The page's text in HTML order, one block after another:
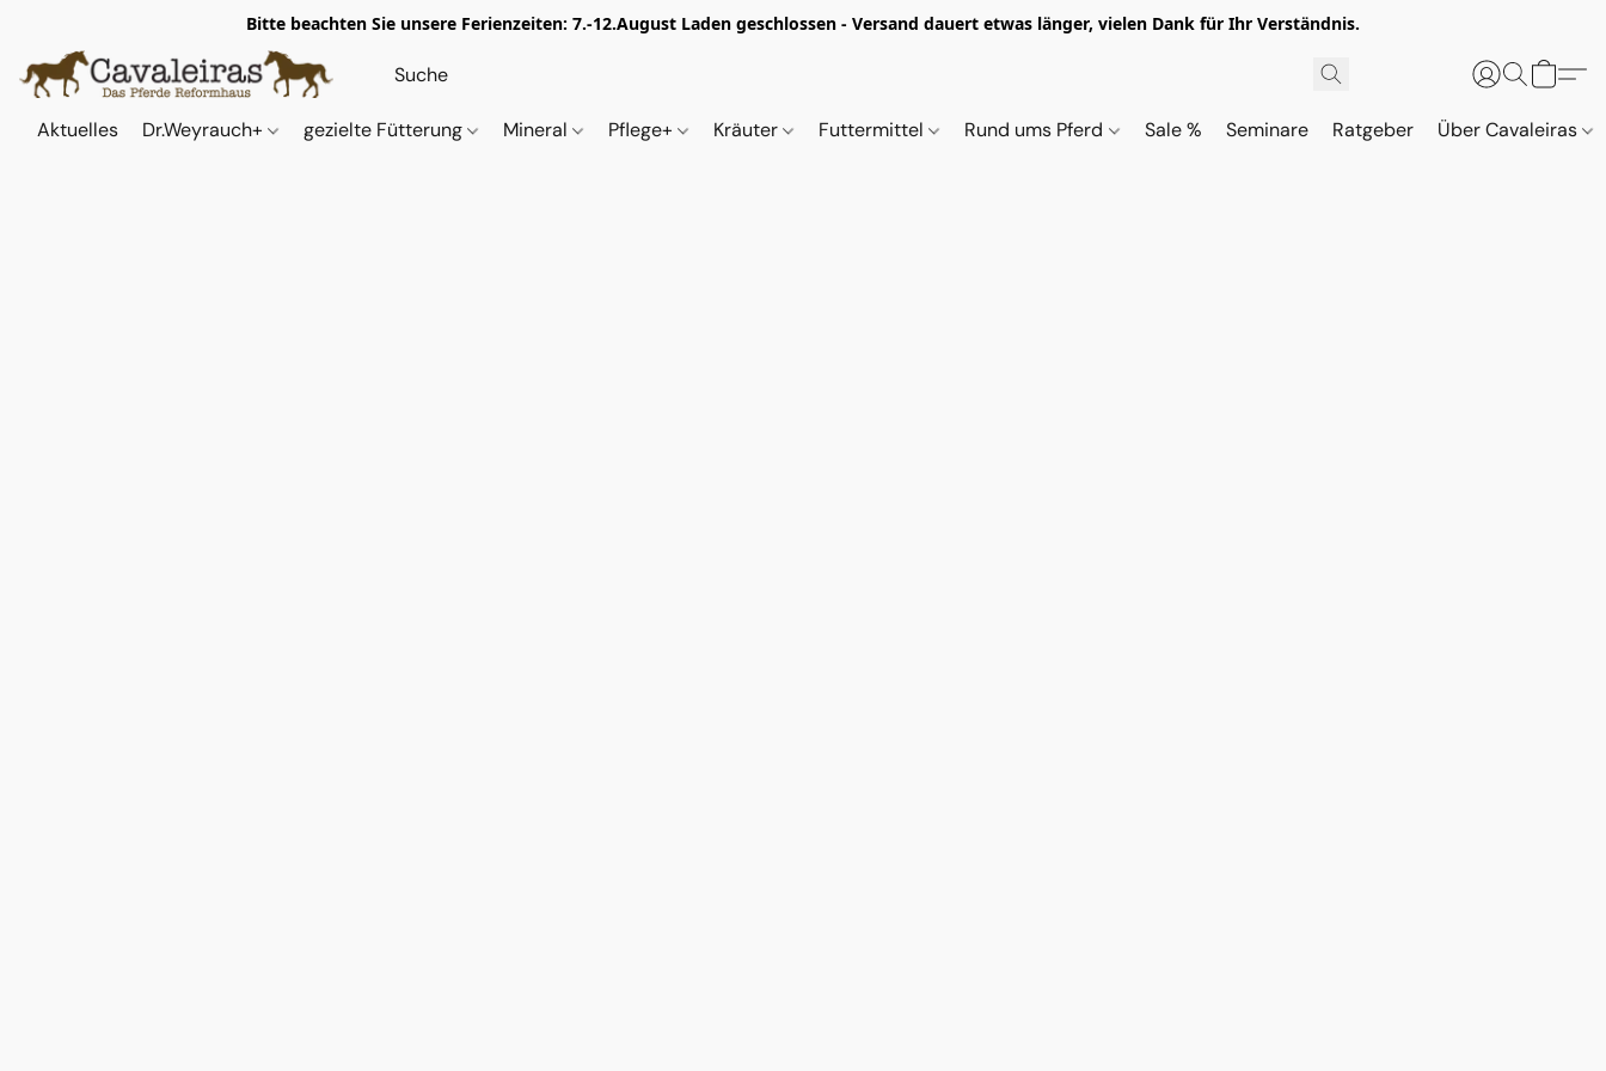
Bitte beachten Sie unsere Ferienzeiten: 7.-12.August Laden geschlossen - Versand dauert etwas länger, vielen Dank für Ihr Verständnis.
Aktuelles Dr.Weyrauch+ gezielte Fütterung Mineral Pflege+ Kräuter Futtermittel Rund ums Pferd Sale % Seminare Ratgeber Über Cavaleiras